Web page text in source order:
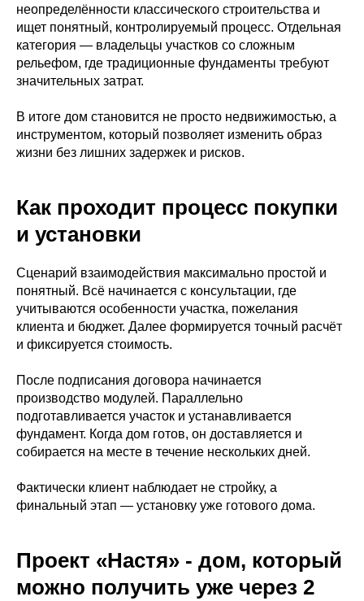
неопределённости классического строительства и
ищет понятный, контролируемый процесс. Отдельная
категория — владельцы участков со сложным
рельефом, где традиционные фундаменты требуют
значительных затрат.
В итоге дом становится не просто недвижимостью, а
инструментом, который позволяет изменить образ
жизни без лишних задержек и рисков.
Как проходит процесс покупки
и установки
Сценарий взаимодействия максимально простой и
понятный. Всё начинается с консультации, где
учитываются особенности участка, пожелания
клиента и бюджет. Далее формируется точный расчёт
и фиксируется стоимость.
После подписания договора начинается
производство модулей. Параллельно
подготавливается участок и устанавливается
фундамент. Когда дом готов, он доставляется и
собирается на месте в течение нескольких дней.
Фактически клиент наблюдает не стройку, а
финальный этап — установку уже готового дома.
Проект «Настя» - дом, который
можно получить уже через 2